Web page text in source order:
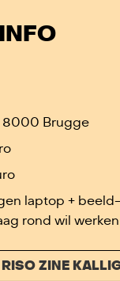
8000 Brugge
laptop + b
rond wil werken
ZINE